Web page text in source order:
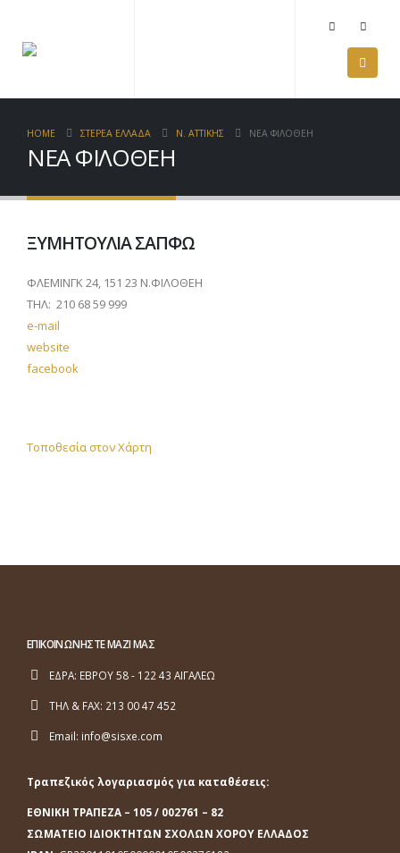
HOME ΣΤΕΡΕΑ ΕΛΛΑΔΑ Ν. ΑΤΤΙΚΗΣ ΝΕΑ ΦΙΛΟΘΕΗ
ΝΕΑ ΦΙΛΟΘΕΗ
ΞΥΜΗΤΟΥΛΙΑ ΣΑΠΦΩ
ΦΛΕΜΙΝΓΚ 24, 151 23 Ν.ΦΙΛΟΘΕΗ
ΤΗΛ: 210 68 59 999
e-mail
website
facebook
Τοποθεσία στον Χάρτη
ΕΠΙΚΟΙΝΩΝΗΣΤΕ ΜΑΖΙ ΜΑΣ
ΕΔΡΑ: ΕΒΡΟΥ 58 - 122 43 ΑΙΓΑΛΕΩ
ΤΗΛ & FAX: 213 00 47 452
Email: info@sisxe.com
Τραπεζικός λογαριασμός για καταθέσεις:
ΕΘΝΙΚΗ ΤΡΑΠΕΖΑ – 105 / 002761 – 82
ΣΩΜΑΤΕΙΟ ΙΔΙΟΚΤΗΤΩΝ ΣΧΟΛΩΝ ΧΟΡΟΥ ΕΛΛΑΔΟΣ